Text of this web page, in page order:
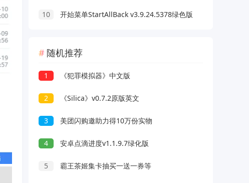
10 开始菜单StartAllBack v3.9.24.5378绿色版
随机推荐
1 《犯罪模拟器》中文版
2 《Silica》v0.7.2原版英文
3 美团闪购邀助力得10万份实物
4 安卓点滴进度v1.1.9.7绿化版
5 霸王茶姬集卡抽买一送一券等